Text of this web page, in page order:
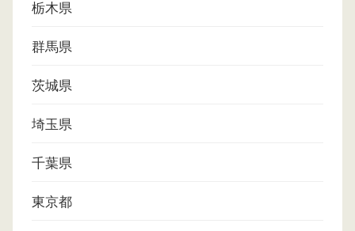
栃木県
群馬県
茨城県
埼玉県
千葉県
東京都